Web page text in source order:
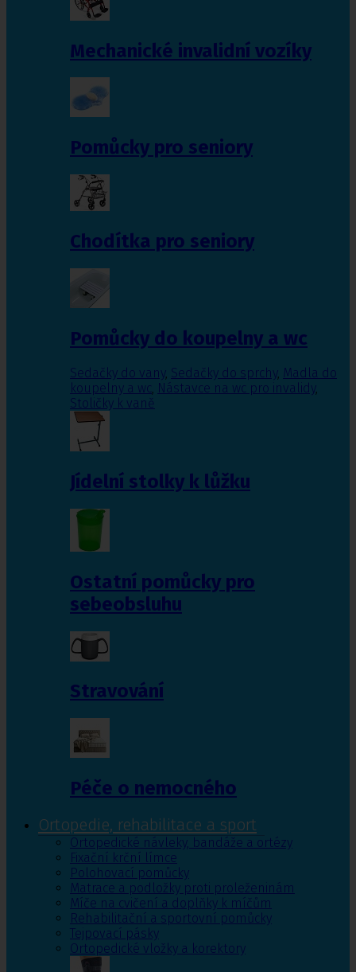
Mechanické invalidní vozíky
Pomůcky pro seniory
Chodítka pro seniory
Pomůcky do koupelny a wc
Sedačky do vany, Sedačky do sprchy, Madla do
koupelny a wc, Nástavce na wc pro invalidy,
Stoličky k vaně
Jídelní stolky k lůžku
Ostatní pomůcky pro
sebeobsluhu
Stravování
Péče o nemocného
Ortopedie, rehabilitace a sport
Ortopedické návleky, bandáže a ortézy
Fixační krční límce
Polohovací pomůcky
Matrace a podložky proti proleženinám
Míče na cvičení a doplňky k míčům
Rehabilitační a sportovní pomůcky
Tejpovací pásky
Ortopedické vložky a korektory